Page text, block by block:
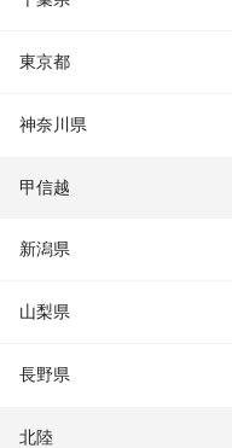
東京都
神奈川県
甲信越
新潟県
山梨県
長野県
北陸